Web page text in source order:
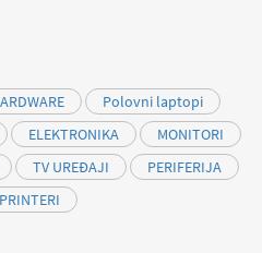
Polovni laptopi
ELEKTRONIKA
MONITORI
TV UREĐAJI
PERIFERIJA
PRINTERI